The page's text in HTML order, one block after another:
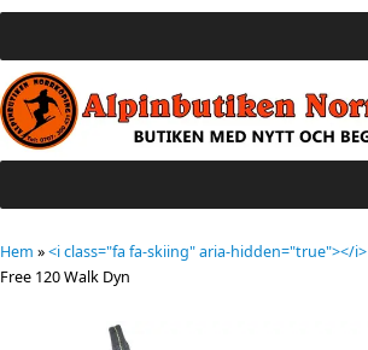
Hem »<i class="fa fa-skiing" aria-hidden="true"></
Free 120 Walk Dyn